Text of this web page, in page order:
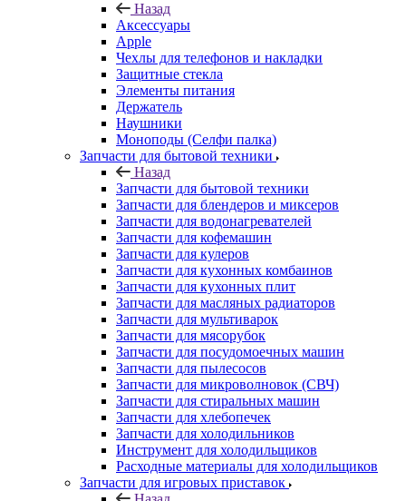
Назад
Аксессуары
Apple
Чехлы для телефонов и накладки
Защитные стекла
Элементы питания
Держатель
Наушники
Моноподы (Селфи палка)
Запчасти для бытовой техники
Назад
Запчасти для бытовой техники
Запчасти для блендеров и миксеров
Запчасти для водонагревателей
Запчасти для кофемашин
Запчасти для кулеров
Запчасти для кухонных комбаинов
Запчасти для кухонных плит
Запчасти для масляных радиаторов
Запчасти для мультиварок
Запчасти для мясорубок
Запчасти для посудомоечных машин
Запчасти для пылесосов
Запчасти для микроволновок (СВЧ)
Запчасти для стиральных машин
Запчасти для хлебопечек
Запчасти для холодильников
Инструмент для холодильщиков
Расходные материалы для холодильщиков
Запчасти для игровых приставок